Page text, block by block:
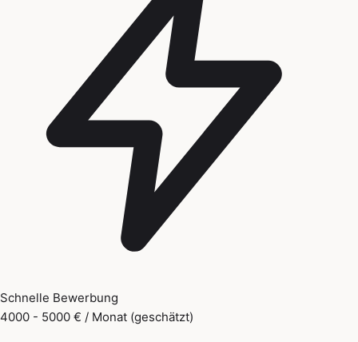
Schnelle Bewerbung
4000 - 5000 € / Monat (geschätzt)